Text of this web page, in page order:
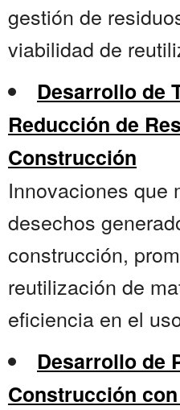
gestión de
viabilidad de
Desarrollo de
Reducción de
Construcción
Innovaciones que
desechos
construcción,
reutilización de
eficiencia en el
Desarrollo de
Construcción